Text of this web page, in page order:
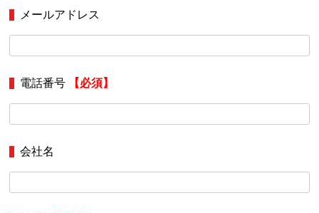
メールアドレス
電話番号 【必須】
会社名